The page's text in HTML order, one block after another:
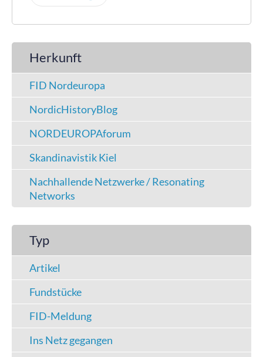
Herkunft
FID Nordeuropa
NordicHistoryBlog
NORDEUROPAforum
Skandinavistik Kiel
Nachhallende Netzwerke / Resonating
Networks
Typ
Artikel
Fundstücke
FID-Meldung
Ins Netz gegangen